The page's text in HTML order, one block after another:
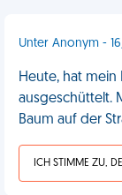
Unter Anonym -
Heute, hat
ausgeschüttelt.
Baum auf der